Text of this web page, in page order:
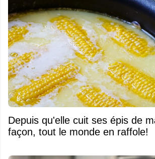
Depuis qu'elle cuit ses épis de
façon, tout le monde en raffole!